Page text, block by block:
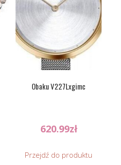
Obaku V227Lxgimc
620.99zł
Przejdź do produktu